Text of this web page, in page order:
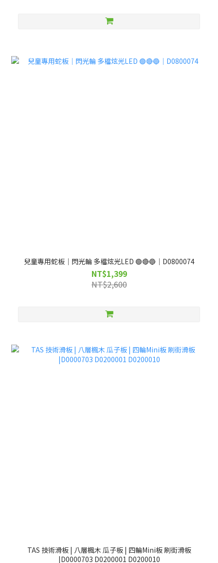
兒童專用蛇板｜閃光輪 多檔炫光LED 🟢🔴🔵｜D0800074
NT$1,399
NT$2,600
TAS 技術滑板 | 八層楓木 瓜子板 | 四輪Mini板 刷街滑板
|D0000703 D0200001 D0200010